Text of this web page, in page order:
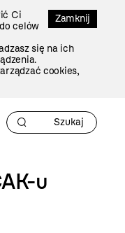
Zamknij
Ci
celów
się na ich
cookies,
u